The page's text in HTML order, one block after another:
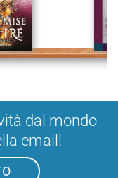
dal mondo
email!